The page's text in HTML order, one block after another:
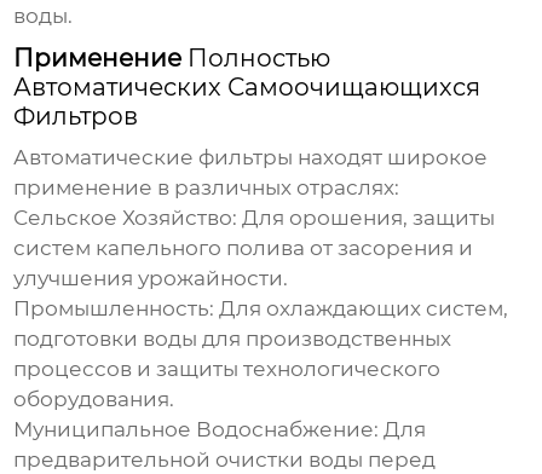
воды.
Применение Полностью
Автоматических Самоочищающихся
Фильтров
Автоматические фильтры находят широкое
применение в различных отраслях:
Сельское Хозяйство: Для орошения, защиты
систем капельного полива от засорения и
улучшения урожайности.
Промышленность: Для охлаждающих систем,
подготовки воды для производственных
процессов и защиты технологического
оборудования.
Муниципальное Водоснабжение: Для
предварительной очистки воды перед